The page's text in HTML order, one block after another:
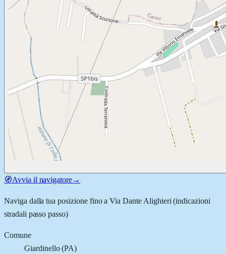
🧭Avvia il navigatore→
Naviga dalla tua posizione fino aVia Dante Alighieri (indicazioni
stradali passo passo)
Comune
Giardinello(PA)